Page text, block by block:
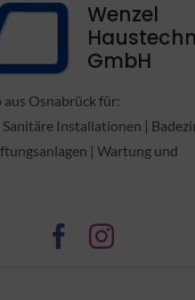
Wenzel
GmbH
Osnabrück für:
Installationen |
| Wartung und